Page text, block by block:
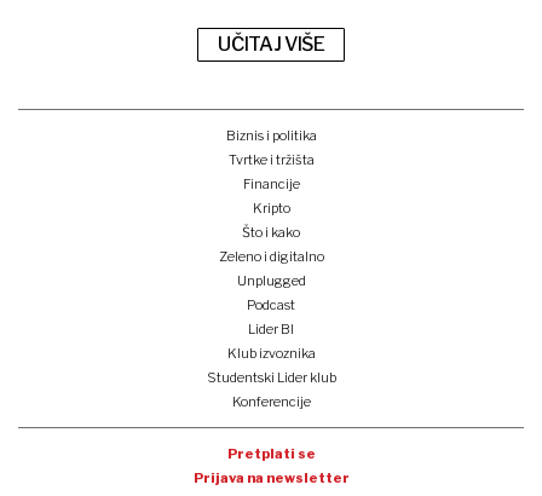
UČITAJ VIŠE
Biznis i politika
Tvrtke i tržišta
Financije
Kripto
Što i kako
Zeleno i digitalno
Unplugged
Podcast
Lider BI
Klub izvoznika
Studentski Lider klub
Konferencije
Pretplati se
Prijava na newsletter